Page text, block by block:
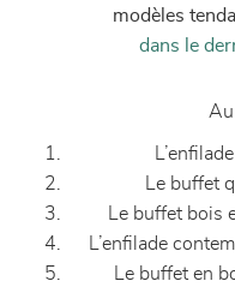
modèles
dans le
Le buffet
Le buffet bois
L’enfilade
Le buffet en